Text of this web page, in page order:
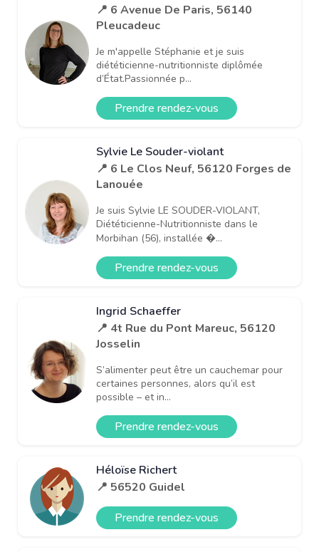
📍 6 Avenue De Paris, 56140
Pleucadeuc
Je m'appelle Stéphanie et je suis
diététicienne-nutritionniste diplômée
d’État.Passionnée p...
Prendre rendez-vous
Sylvie Le Souder-violant
📍 6 Le Clos Neuf, 56120 Forges de
Lanouée
Je suis Sylvie LE SOUDER-VIOLANT,
Diététicienne-Nutritionniste dans le
Morbihan (56), installée �...
Prendre rendez-vous
Ingrid Schaeffer
📍 4t Rue du Pont Mareuc, 56120
Josselin
S’alimenter peut être un cauchemar pour
certaines personnes, alors qu’il est
possible – et in...
Prendre rendez-vous
Héloïse Richert
📍 56520 Guidel
Prendre rendez-vous